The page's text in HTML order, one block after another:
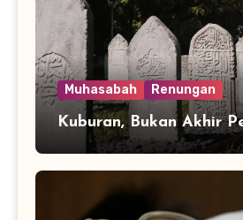
Muhasabah Renungan
Kuburan, Bukan Akhir